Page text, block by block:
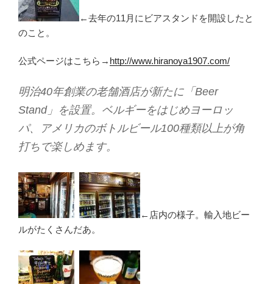
←去年の11月にビアスタンドを開設したと
のこと。
公式ページはこちら→ http://www.hiranoya1907.com/
明治40年創業の老舗酒店が新たに「Beer
Stand」を設置。ベルギーをはじめヨーロッ
パ、アメリカのボトルビール100種類以上が角
打ちで楽しめます。
←店内の様子。輸入地ビー
ルがたくさんだあ。